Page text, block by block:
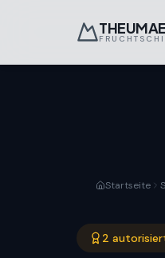
Startseite
2